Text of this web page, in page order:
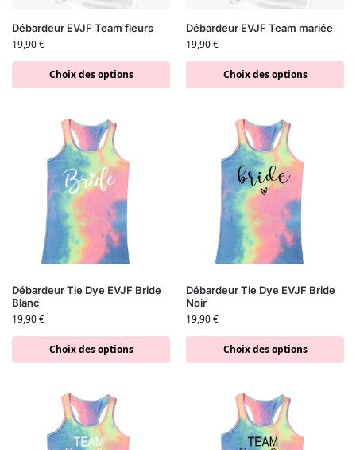
Débardeur EVJF Team fleurs
19,90€
Choix des options
Débardeur EVJF Team mariée
19,90€
Choix des options
Débardeur Tie Dye EVJF Bride
Blanc
19,90€
Choix des options
Débardeur Tie Dye EVJF Bride
Noir
19,90€
Choix des options